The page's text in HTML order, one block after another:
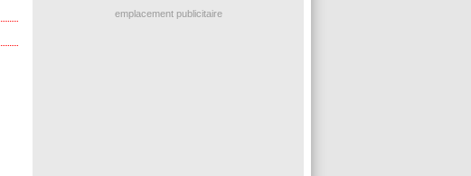
emplacement publicitaire